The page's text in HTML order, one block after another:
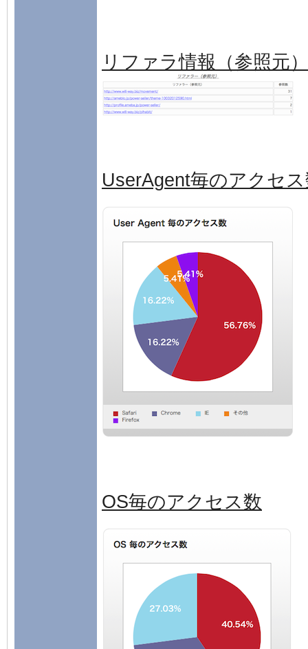
リファラ情報（参照元）
UserAgent毎のアクセ
OS毎のアクセス数